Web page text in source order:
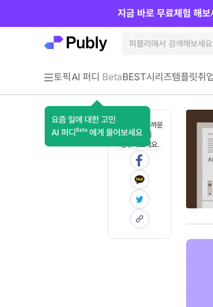
토픽AI 퍼디 Beta
요즘 일에 대한 고민
AI 퍼디 Beta 에게 물어보세요
BEST시리즈템플릿취
지금 바로 무료체험 해보
혼자 보기 아까운
콘텐츠를
공유해보세요.